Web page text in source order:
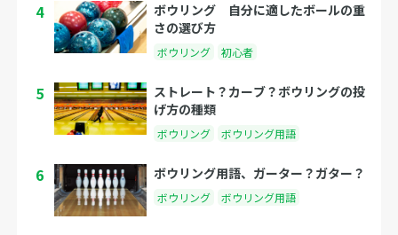
4
ボウリング 自分に適したボールの重
さの選び方
ボウリング 初心者
5
ストレート？カーブ？ボウリングの投
げ方の種類
ボウリング ボウリング用語
6 ボウリング用語、ガーター？ガター？
ボウリング ボウリング用語